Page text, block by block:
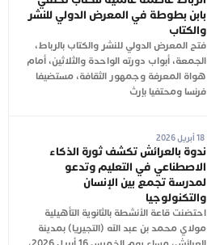
بابن بطوطة في المعرض الدولي للنشر
والكتاب
فتح المعرض الدولي للنشر والكتاب بالرباط،
الجمعة، أبواب دورته الواحدة والثلاثين، أمام
هواة المعرفة وجمهور الثقافة، مستضيفا
فرنسا ومحتفيا بإرث
18 أبريل 2026
ندوة بالعرائش تكشف ثورة الذكاء
الاصطناعي في التعليم وتدعو
لمدرسة تجمع بين الإنسان
والتكنولوجيا
احتضنت قاعة الأنشطة بالثانوية التأهيلية
مولاي محمد بن عبد الله (التجيريا) بمدينة